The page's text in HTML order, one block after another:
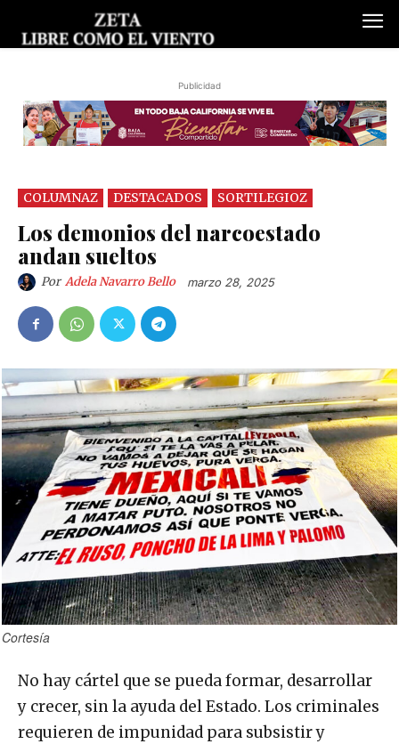
Publicidad
COLUMNAZ DESTACADOS SORTILEGIOZ
Los demonios del narcoestado
andan sueltos
Por Adela Navarro Bello marzo 28, 2025
Cortesía
No hay cártel que se pueda formar, desarrollar
y crecer, sin la ayuda del Estado. Los criminales
requieren de impunidad para subsistir y